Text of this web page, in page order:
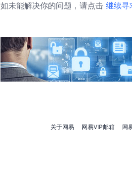
如未能解决你的问题，请点击 继续寻
关于网易 网易VIP邮箱 网